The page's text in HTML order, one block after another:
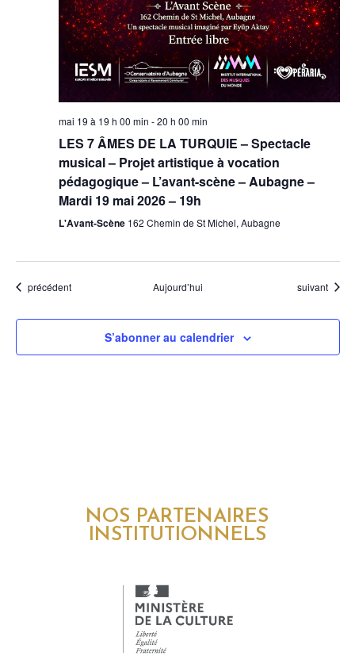
mai 19 à 19 h 00 min -20 h 00 min
LES 7 ÂMES DE LA TURQUIE – Spectacle
musical – Projet artistique à vocation
pédagogique – L’avant-scène – Aubagne –
Mardi 19 mai 2026 – 19h
L'Avant-Scène 162 Chemin de St Michel, Aubagne
Évènements
précédent Aujourd’hui Évènements
suivant
S’abonner au calendrier
NOS PARTENAIRES
INSTITUTIONNELS